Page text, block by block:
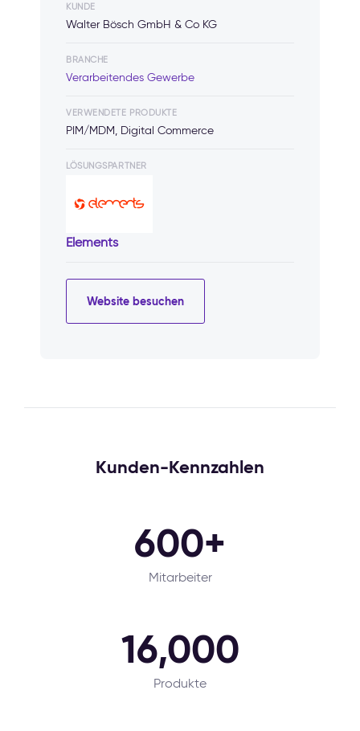
KUNDE
Walter Bösch GmbH & Co KG
BRANCHE
Verarbeitendes Gewerbe
VERWENDETE PRODUKTE
PIM/MDM, Digital Commerce
LÖSUNGSPARTNER
Elements
Website besuchen
Kunden-Kennzahlen
600+
Mitarbeiter
16,000
Produkte